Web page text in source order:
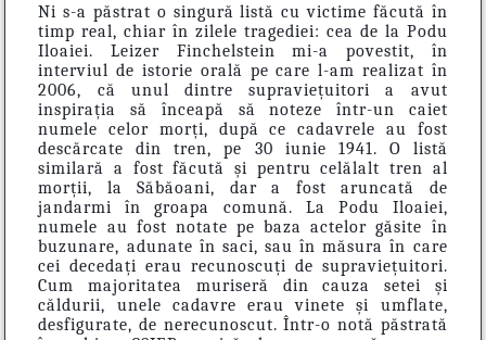
Ni s-a păstrat o singură listă cu victime făcută în
timp real, chiar în zilele tragediei: cea de la Podu
Iloaiei. Leizer Finchelstein mi-a povestit, în
interviul de istorie orală pe care l-am realizat în
2006, că unul dintre supraviețuitori a avut
inspirația să înceapă să noteze într-un caiet
numele celor morți, după ce cadavrele au fost
descărcate din tren, pe 30 iunie 1941. O listă
similară a fost făcută și pentru celălalt tren al
morții, la Săbăoani, dar a fost aruncată de
jandarmi în groapa comună. La Podu Iloaiei,
numele au fost notate pe baza actelor găsite în
buzunare, adunate în saci, sau în măsura în care
cei decedați erau recunoscuți de supraviețuitori.
Cum majoritatea muriseră din cauza setei și
căldurii, unele cadavre erau vinete și umflate,
desfigurate, de nerecunoscut. Într-o notă păstrată